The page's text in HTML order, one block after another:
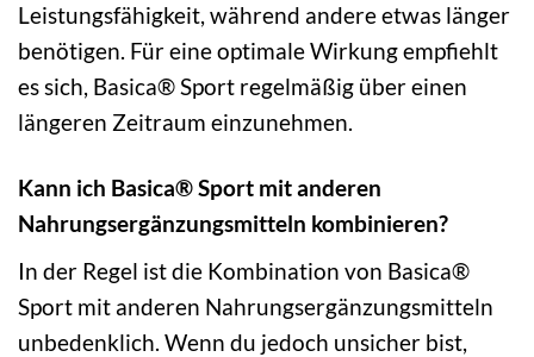
Leistungsfähigkeit, während andere etwas länger
benötigen. Für eine optimale Wirkung empfiehlt
es sich, Basica® Sport regelmäßig über einen
längeren Zeitraum einzunehmen.
Kann ich Basica® Sport mit anderen
Nahrungsergänzungsmitteln kombinieren?
In der Regel ist die Kombination von Basica®
Sport mit anderen Nahrungsergänzungsmitteln
unbedenklich. Wenn du jedoch unsicher bist,